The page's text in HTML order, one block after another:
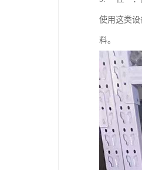
使用这类
料。